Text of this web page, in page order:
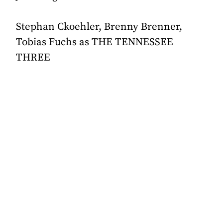
Stephan Ckoehler, Brenny Brenner,
Tobias Fuchs as THE TENNESSEE
THREE